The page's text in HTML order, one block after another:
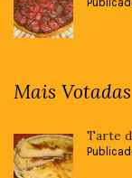
Mais Votadas
Tarte